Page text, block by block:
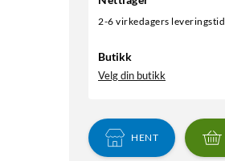
2-6 virkedagers leveringstid
Butikk
Velg din butikk
HENT